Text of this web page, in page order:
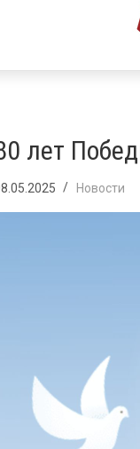
лет
Новости